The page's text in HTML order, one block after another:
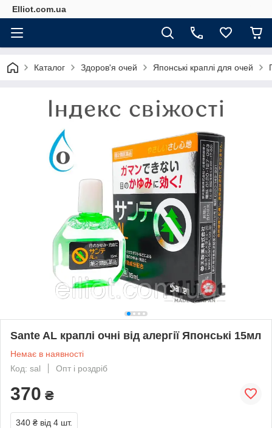
Elliot.com.ua
Каталог Здоров'я очей Японські краплі для очей
Sante AL краплі очні від алергії Японські 15мл
Немає в наявності
Код: sal
Опт і роздріб
370 ₴
340 ₴ від 4 шт.